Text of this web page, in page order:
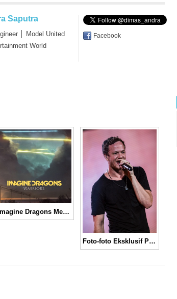
Saputra
│ Model United
World
Facebook
Imagine Dragons Mengisi Theme Song League of Legends World Championship 2014, “Warriors”
Foto-foto Eksklusif Penampilan Imagine Dragons di Premiere Transformers 4